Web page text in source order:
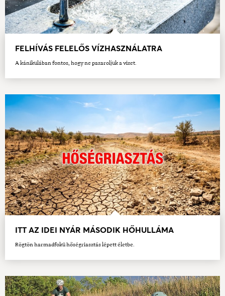
FELHÍVÁS FELELŐS VÍZHASZNÁLATRA
A kánikulában fontos, hogy ne pazaroljuk a vizet.
ITT AZ IDEI NYÁR MÁSODIK HŐHULLÁMA
Rögtön harmadfokú hőségriasztás lépett életbe.